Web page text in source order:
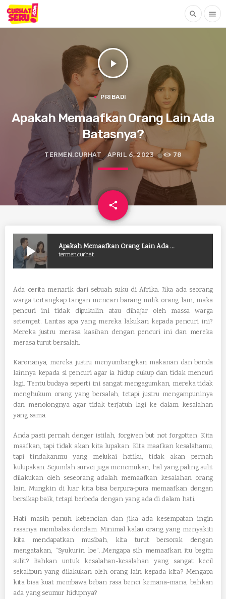
search menu
play_arrow
PRIBADI
Apakah Memaafkan Orang Lain Ada
Batasnya?
TERMEN.CURHAT APRIL 6, 2023 78
share
email
play_arrow Apakah Memaafkan Orang Lain Ada Batasnya?
termen.curhat
Ada cerita menarik dari sebuah suku di Afrika. Jika ada seorang
warga tertangkap tangan mencari barang milik orang lain, maka
pencuri ini tidak dipukulin atau dihajar oleh massa warga
setempat. Lantas apa yang mereka lakukan kepada pencuri ini?
Mereka justru merasa kasihan dengan pencuri ini dan mereka
merasa turut bersalah.
Karenanya, mereka justru menyumbangkan makanan dan benda
lainnya kepada si pencuri agar ia hidup cukup dan tidak mencuri
lagi. Tentu budaya seperti ini sangat mengagumkan, mereka tidak
menghukum orang yang bersalah, tetapi justru mengampuninya
dan menolongnya agar tidak terjatuh lagi ke dalam kesalahan
yang sama.
Anda pasti pernah denger istilah, forgiven but not forgotten. Kita
maafkan, tapi tidak akan kita lupakan. Kita maafkan kesalahamu,
tapi tindakanmu yang melukai hatiku, tidak akan pernah
kulupakan. Sejumlah survei juga menemukan, hal yang paling sulit
dilakukan oleh seseorang adalah memaafkan kesalahan orang
lain. Mungkin di luar kita bisa berpura-pura memaafkan dengan
bersikap baik, tetapi berbeda dengan yang ada di dalam hati.
Hati masih penuh kebencian dan jika ada kesempatan ingin
rasanya membalas dendam. Minimal kalau orang yang menyakiti
kita mendapatkan musibah, kita turut bersorak dengan
mengatakan, “Syukurin loe”…Mengapa sih memaafkan itu begitu
sulit? Bahkan untuk kesalahan-kesalahan yang sangat kecil
sekalipun yang dilakukan oleh orang lain kepada kita? Mengapa
kita bisa kuat membawa beban rasa benci kemana-mana, bahkan
ada yang seumur hidupnya?